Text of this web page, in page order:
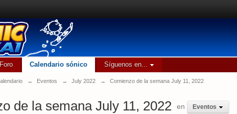
Foro Calendario sónico Síguenos en...
→ Eventos → July 2022 → Comienzo de la semana July 11, 2022
de la semana July 11, 2022 en Eventos